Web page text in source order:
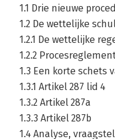
1.1 Drie nieuwe
1.2 De wettelijke
1.2.1 De wettelijke
1.2.2
1.3 Een korte schets
1.3.1 Artikel 287 lid 4
1.3.2 Artikel 287a
1.3.3 Artikel 287b
1.4 Analyse,